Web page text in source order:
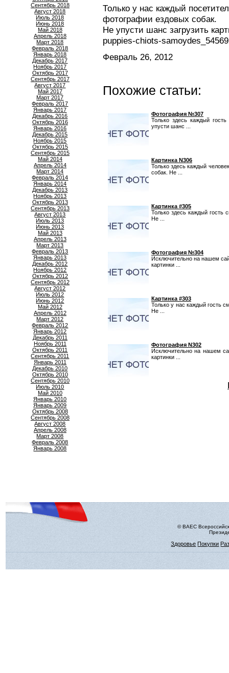
Сентябрь 2018
Август 2018
Июль 2018
Июнь 2018
Май 2018
Апрель 2018
Март 2018
Февраль 2018
Январь 2018
Декабрь 2017
Ноябрь 2017
Октябрь 2017
Сентябрь 2017
Август 2017
Май 2017
Март 2017
Февраль 2017
Январь 2017
Декабрь 2016
Октябрь 2016
Январь 2016
Декабрь 2015
Ноябрь 2015
Октябрь 2015
Сентябрь 2015
Май 2014
Апрель 2014
Март 2014
Февраль 2014
Январь 2014
Декабрь 2013
Ноябрь 2013
Октябрь 2013
Сентябрь 2013
Август 2013
Июль 2013
Июнь 2013
Май 2013
Апрель 2013
Март 2013
Февраль 2013
Январь 2013
Декабрь 2012
Ноябрь 2012
Октябрь 2012
Сентябрь 2012
Август 2012
Июль 2012
Июнь 2012
Май 2012
Апрель 2012
Март 2012
Февраль 2012
Январь 2012
Декабрь 2011
Ноябрь 2011
Октябрь 2011
Сентябрь 2011
Январь 2011
Декабрь 2010
Октябрь 2010
Сентябрь 2010
Июль 2010
Май 2010
Январь 2010
Январь 2009
Октябрь 2008
Сентябрь 2008
Август 2008
Апрель 2008
Март 2008
Февраль 2008
Январь 2008
Только у нас каждый
фотографии ездовых собак.
Не упусти шанс загрузить
puppies-chiots-
Февраль 26, 2012
Похожие статьи:
Фотография №307
Только здесь каждый
упусти шанс ...
Картинка N306
Только здесь каждый
собак. Не ...
Картинка #305
Только здесь каждый гость
Не ...
Фотография №304
Исключительно на нашем
картинки ...
Картинка #303
Только у нас каждый гость
Не ...
Фотография N302
Исключительно на нашем
картинки ...
© ВАЕС
Здоровье Покупки